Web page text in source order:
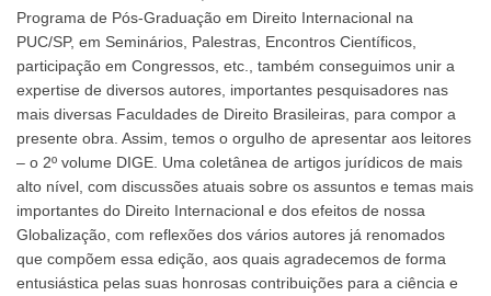
Programa de Pós-Graduação em Direito Internacional na
PUC/SP, em Seminários, Palestras, Encontros Científicos,
participação em Congressos, etc., também conseguimos unir a
expertise de diversos autores, importantes pesquisadores nas
mais diversas Faculdades de Direito Brasileiras, para compor a
presente obra. Assim, temos o orgulho de apresentar aos leitores
– o 2º volume DIGE. Uma coletânea de artigos jurídicos de mais
alto nível, com discussões atuais sobre os assuntos e temas mais
importantes do Direito Internacional e dos efeitos de nossa
Globalização, com reflexões dos vários autores já renomados
que compõem essa edição, aos quais agradecemos de forma
entusiástica pelas suas honrosas contribuições para a ciência e